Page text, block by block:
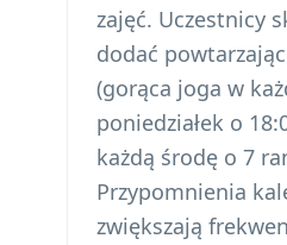
zajęć. Uczestnicy
dodać
(gorąca joga w
poniedziałek o
każdą środę o 7
Przypomnienia
zwiększają